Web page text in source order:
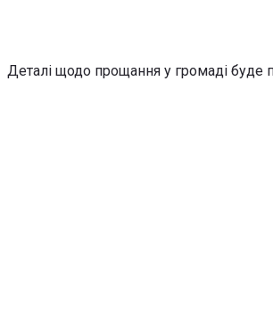
Деталі щодо прощання у громаді буде